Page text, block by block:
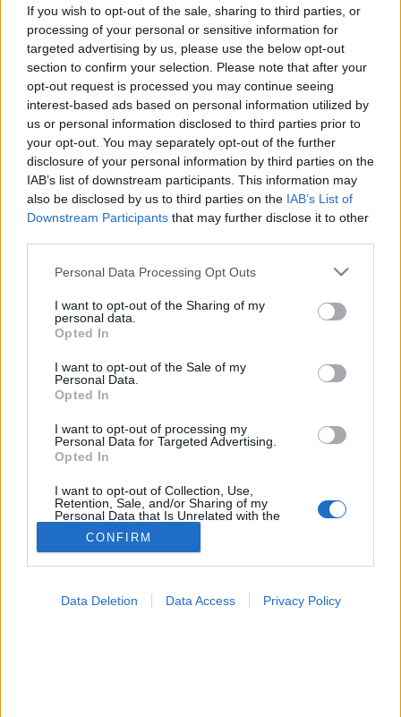
If you wish to opt-out of the sale, sharing to third parties, or
processing of your personal or sensitive information for
targeted advertising by us, please use the below opt-out
section to confirm your selection. Please note that after your
opt-out request is processed you may continue seeing
interest-based ads based on personal information utilized by
us or personal information disclosed to third parties prior to
your opt-out. You may separately opt-out of the further
disclosure of your personal information by third parties on the
IAB’s list of downstream participants. This information may
also be disclosed by us to third parties on the IAB’s List of
Downstream Participants that may further disclose it to other
Please note that this website/app uses one or more Google
not limited to your visit or usage behaviour. You may click to
grant or deny consent to Google and its third-party tags to
use your data for below specified purposes in below Google
consent section.
Personal Data Processing Opt Outs
I want to opt-out of the Sharing of my
personal data.
Opted In
I want to opt-out of the Sale of my
Personal Data.
Opted In
I want to opt-out of processing my
Personal Data for Targeted Advertising.
Opted In
I want to opt-out of Collection, Use,
Retention, Sale, and/or Sharing of my
Personal Data that Is Unrelated with the
Purposes for which it was collected.
Opted Out
CONFIRM
Data Deletion Data Access Privacy Policy
ám nem fogadja meg az orvos
javaslatait - mik az esélyei így? Az
orvos válaszol